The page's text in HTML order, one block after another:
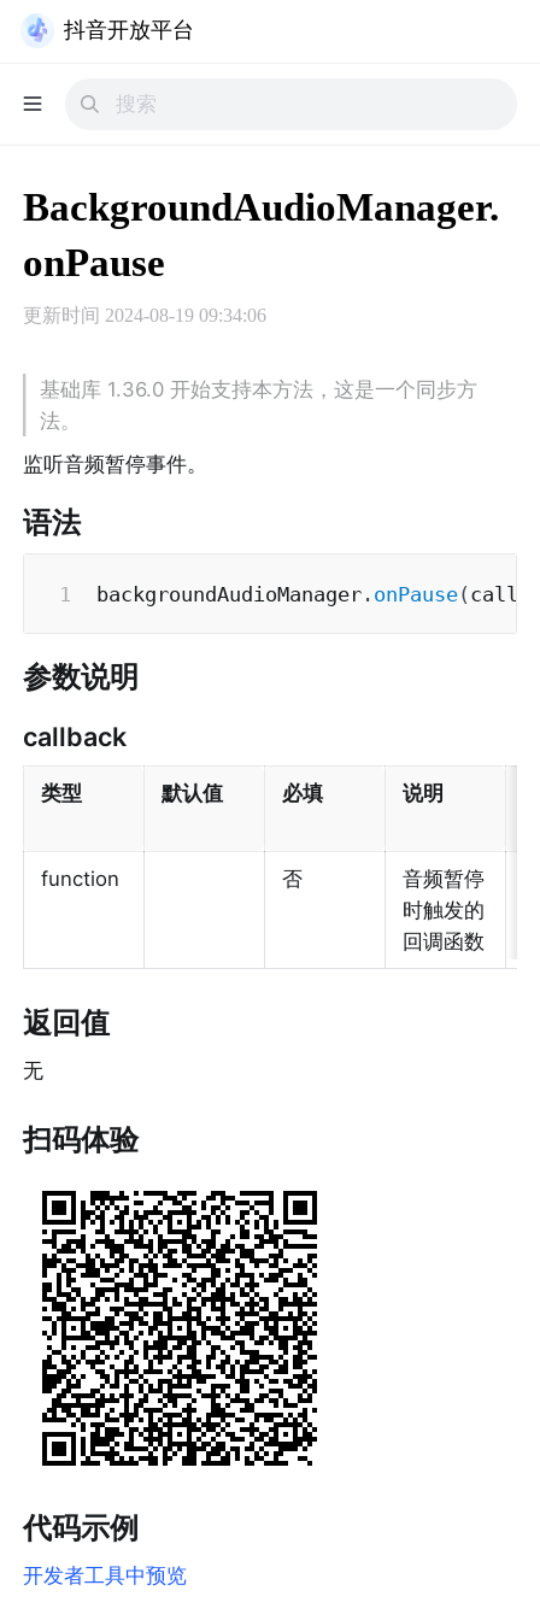
抖音开放平台
BackgroundAudioManager.
onPause
更新时间 2024-08-19 09:34:06
基础库 1.36.0 开始支持本方法，这是一个同步方
法。
监听音频暂停事件。
语法
backgroundAudioManager . onPause(
参数说明
callback
类型 默认值 必填 说明
function 否
音频暂停
时触发的
回调函数
返回值
无
扫码体验
代码示例
开发者工具中预览